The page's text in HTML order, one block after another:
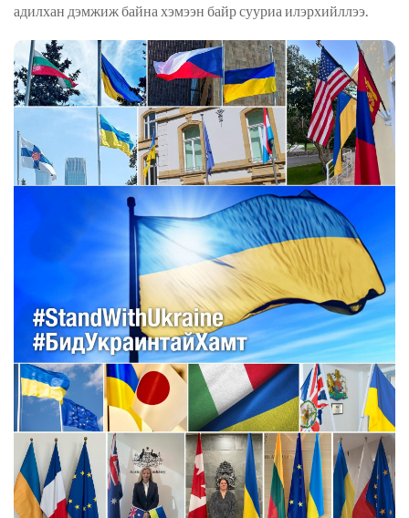
адилхан дэмжиж байна хэмээн байр сууриа илэрхийллээ.